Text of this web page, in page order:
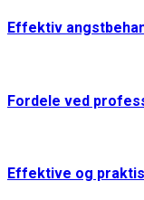
Effektiv
Fordele ved
Effektive og